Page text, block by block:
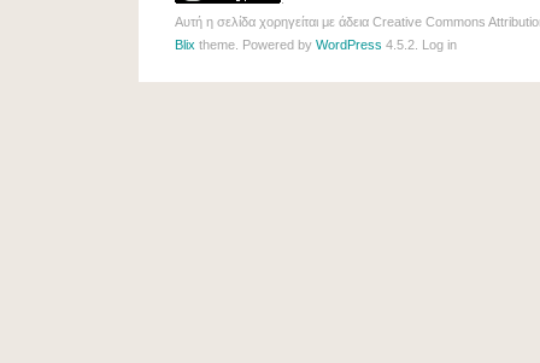
Αυτή η σελίδα χορηγείται με άδεια Creative Commons
Blix theme. Powered by WordPress 4.5.2. Log in